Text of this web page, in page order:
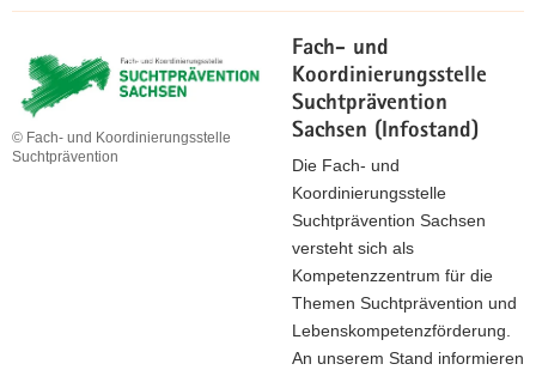
Fach- und
Koordinierungsstelle
Suchtprävention
Sachsen (Infostand)
© Fach- und Koordinierungsstelle
Suchtprävention
Die Fach- und
Koordinierungsstelle
Suchtprävention Sachsen
versteht sich als
Kompetenzzentrum für die
Themen Suchtprävention und
Lebenskompetenzförderung.
An unserem Stand informieren